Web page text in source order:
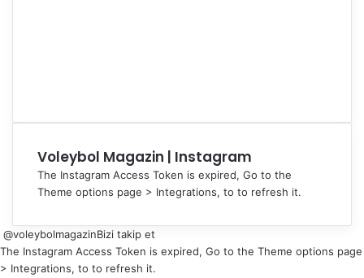
Voleybol Magazin | Instagram
The Instagram Access Token is expired, Go to the
Theme options page > Integrations, to to refresh it.
@voleybolmagazinBizi takip et
The Instagram Access Token is expired, Go to the Theme options page
> Integrations, to to refresh it.